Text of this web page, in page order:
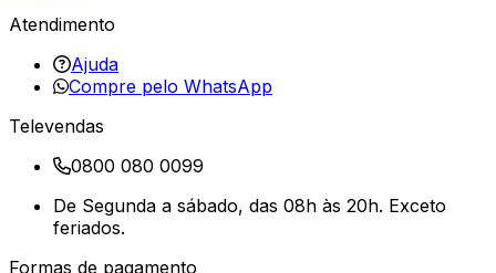
Atendimento
Ajuda
Compre pelo WhatsApp
Televendas
0800 080 0099
De Segunda a sábado, das 08h às 20h. Exceto
feriados.
Formas de pagamento